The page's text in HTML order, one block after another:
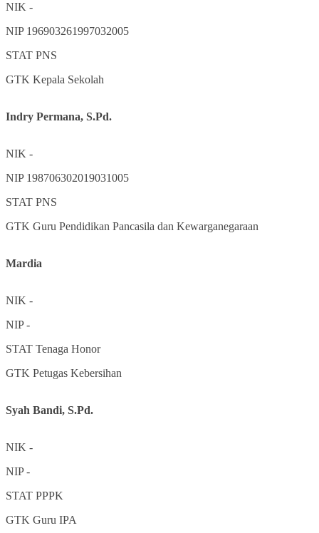
NIK -
NIP 196903261997032005
STAT PNS
GTK Kepala Sekolah
Indry Permana, S.Pd.
NIK -
NIP 198706302019031005
STAT PNS
GTK Guru Pendidikan Pancasila dan Kewarganegaraan
Mardia
NIK -
NIP-
STAT Tenaga Honor
GTK Petugas Kebersihan
Syah Bandi, S.Pd.
NIK -
NIP-
STAT PPPK
GTK Guru IPA